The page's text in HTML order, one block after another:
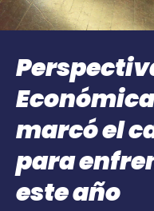
marcó el
para
este año